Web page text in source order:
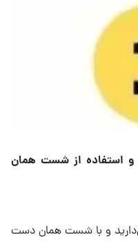
استفاده از شست همان
و با شست همان دست